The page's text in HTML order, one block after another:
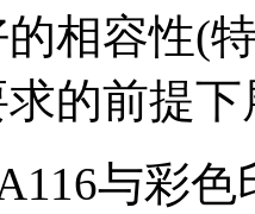
相容性(
的前提
与彩